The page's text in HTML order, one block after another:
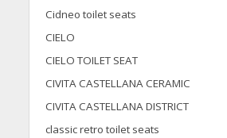
Cidneo toilet seats
CIELO
CIELO TOILET SEAT
CIVITA CASTELLANA CERAMIC
CIVITA CASTELLANA DISTRICT
classic retro toilet seats